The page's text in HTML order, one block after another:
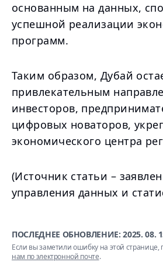
основанным на данных,
успешной реализации
программ.
Таким образом, Дубай
привлекательным
инвесторов,
цифровых новаторов,
экономического центра
(Источник статьи –
управления данных и
ПОСЛЕДНЕЕ ОБНОВЛЕНИЕ:2025. 08.
Если вы заметили ошибку на этой странице,
нам по электронной почте.